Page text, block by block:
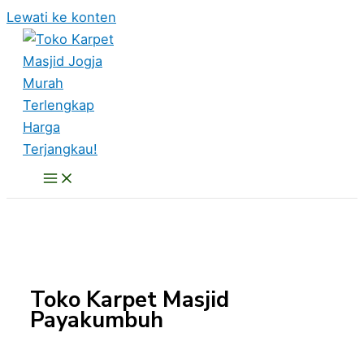
Lewati ke konten
Toko Karpet Masjid
Payakumbuh